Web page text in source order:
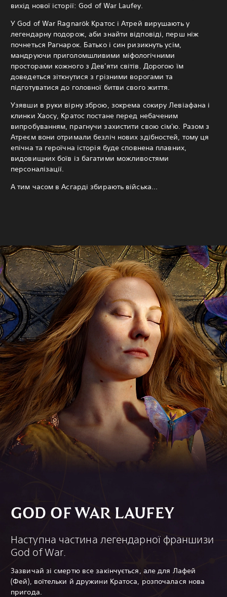
вихід нової історії: God of War Laufey.
У God of War Ragnarök Кратос і Атрей вирушають у
легендарну подорож, аби знайти відповіді, перш ніж
почнеться Рагнарок. Батько і син ризикнуть усім,
мандруючи приголомшливими міфологічними
просторами кожного з Дев'яти світів. Дорогою їм
доведеться зіткнутися з грізними ворогами та
підготуватися до головної битви свого життя.
Узявши в руки вірну зброю, зокрема сокиру Левіафана і
клинки Хаосу, Кратос постане перед небаченим
випробуванням, прагнучи захистити свою сім'ю. Разом з
Атреєм вони отримали безліч нових здібностей, тому ця
епічна та героїчна історія буде сповнена плавних,
видовищних боїв із багатими можливостями
персоналізації.
А тим часом в Асгарді збирають війська...
GOD OF WAR LAUFEY
Наступна частина легендарної франшизи
God of War.
Зазвичай зі смертю все закінчується, але для Лафей
(Фей), воїтельки й дружини Кратоса, розпочалася нова
пригода.